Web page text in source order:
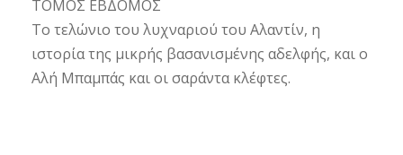
ΤΟΜΟΣ ΕΒΔΟΜΟΣ
Το τελώνιο του λυχναριού του Αλαντίν, η
ιστορία της μικρής βασανισμένης αδελφής, και ο
Αλή Μπαμπάς και οι σαράντα κλέφτες.